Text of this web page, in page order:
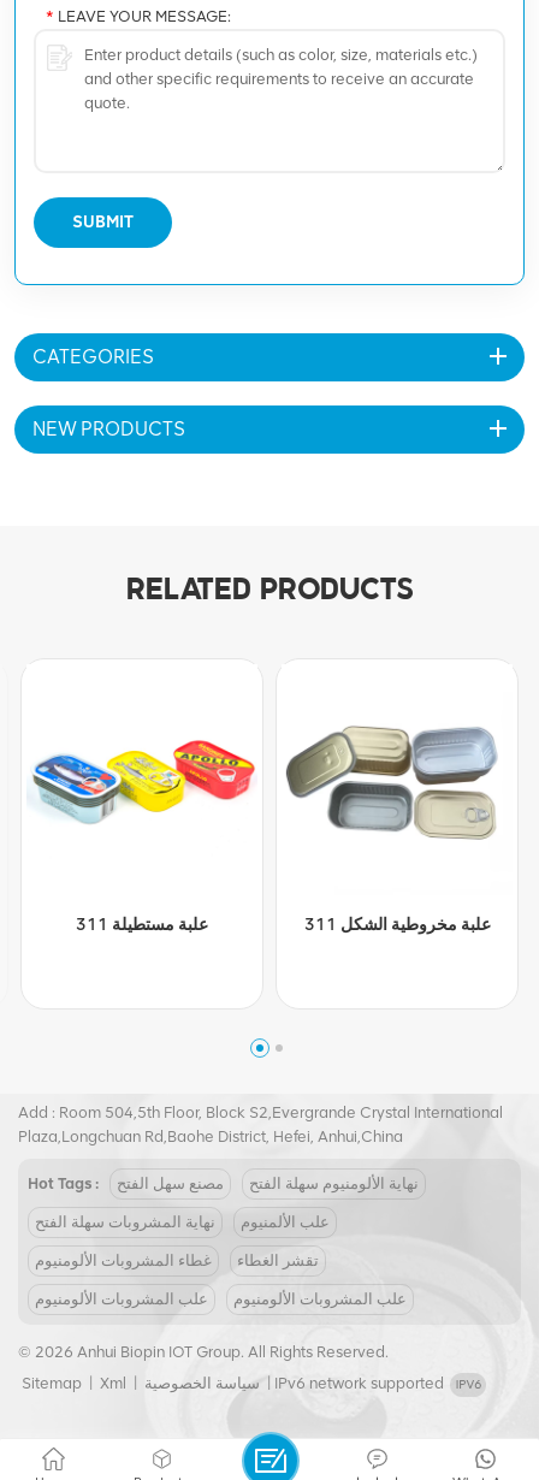
* LEAVE YOUR MESSAGE:
SUBMIT
CATEGORIES
NEW PRODUCTS
RELATED PRODUCTS
علبة مستطيلة 311 علبة مخروطية الشكل 311
Add : Room 504,5th Floor, Block S2,Evergrande Crystal International
Plaza,Longchuan Rd,Baohe District, Hefei, Anhui,China
Hot Tags : مصنع سهل الفتح نهاية الألومنيوم سهلة الفتح
نهاية المشروبات سهلة الفتح علب الألمنيوم
غطاء المشروبات الألومنيوم تقشر الغطاء
علب المشروبات الألومنيوم علب المشروبات الألومنيوم
© 2026 Anhui Biopin IOT Group. All Rights Reserved.
Sitemap
Xml سياسة الخصوصية IPv6 network supported